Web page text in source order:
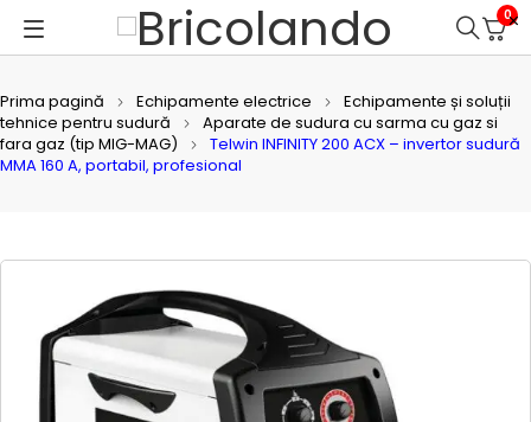
0
Prima pagină Echipamente electrice
Echipamente și soluții
tehnice pentru sudură
Aparate de sudura cu sarma cu gaz si
fara gaz (tip MIG-MAG)
Telwin INFINITY 200 ACX – invertor sudură
MMA 160 A, portabil, profesional